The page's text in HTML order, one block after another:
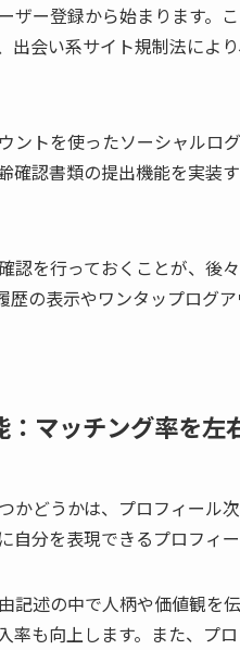
ザー登録から始まります。
出会い系サイト規制法によ
ントを使ったソーシャル
確認書類の提出機能を実装
認を行っておくことが、後
歴の表示やワンタップログ
：マッチング率を左
かどうかは、プロフィール
自分を表現できるプロフィ
記述の中で人柄や価値観を
率も向上します。また、プ